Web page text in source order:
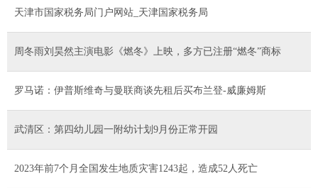
天津市国家税务局门户网站_天津国家税务局
周冬雨刘昊然主演电影《燃冬》上映，多方已注册“燃冬”商标
罗马诺：伊普斯维奇与曼联商谈先租后买布兰登-威廉姆斯
武清区：第四幼儿园一附幼计划9月份正常开园
2023年前7个月全国发生地质灾害1243起，造成52人死亡